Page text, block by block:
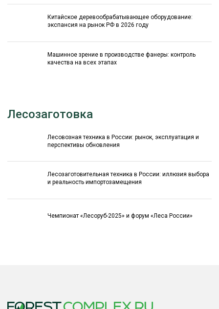
Китайское деревообрабатывающее оборудование:
экспансия на рынок РФ в 2026 году
Машинное зрение в производстве фанеры: контроль
качества на всех этапах
Лесозаготовка
Лесовозная техника в России: рынок, эксплуатация и
перспективы обновления
Лесозаготовительная техника в России: иллюзия выбора
и реальность импортозамещения
Чемпионат «Лесоруб-2025» и форум «Леса России»